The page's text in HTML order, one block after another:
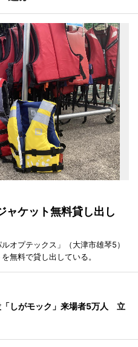
ャケット無料貸し出し
オプテックス」（大津市雄琴5）
無料で貸し出している。
「しがモック」来場者5万人 立